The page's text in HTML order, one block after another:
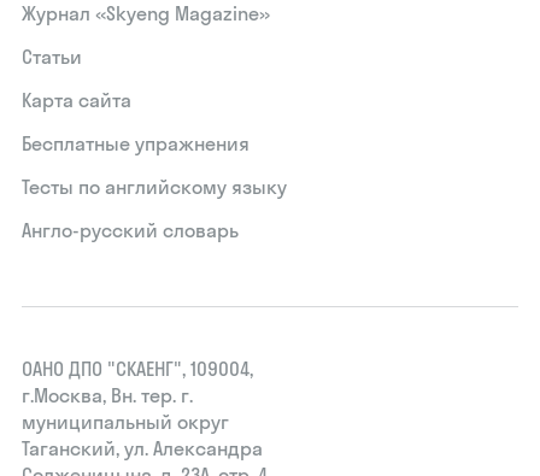
Журнал «Skyeng Magazine»
Статьи
Карта сайта
Бесплатные упражнения
Тесты по английскому языку
Англо-русский словарь
ОАНО ДПО "СКАЕНГ", 109004,
г.Москва, Вн. тер. г.
муниципальный округ
Таганский, ул. Александра